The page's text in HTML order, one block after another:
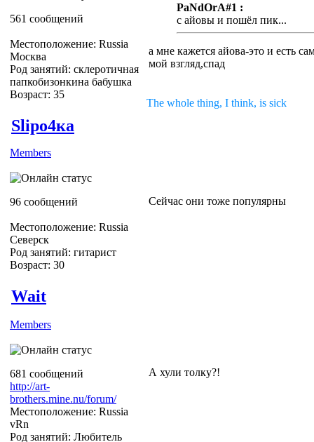
561 сообщений
Местоположение: Russia
Москва
Род занятий: склеротичная
папкобизонкина бабушка
Возраст: 35
PaNdOrA#1 :
с айовы и пошёл пик...
а мне кажется айова-это и есть
мой взгляд,спад
The whole thing, I think, is sick
Slipо4ка
Members
96 сообщений
Местоположение: Russia
Северск
Род занятий: гитарист
Возраст: 30
Сейчас они тоже популярны
Wait
Members
681 сообщений
http://art-
brothers.mine.nu/forum/
Местоположение: Russia
vRn
Род занятий: Любитель
А хули толку?!